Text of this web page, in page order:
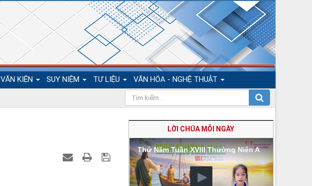
VĂN KIỆN SUY NIỆM TƯ LIỆU VĂN HÓA - NGHỆ THUẬT
LỜI CHÚA MỖI NGÀY
Thứ Năm Tuần XVIII Thường Niên A